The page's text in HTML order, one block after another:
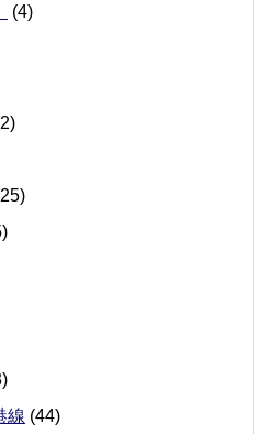
(4)
線 (44)